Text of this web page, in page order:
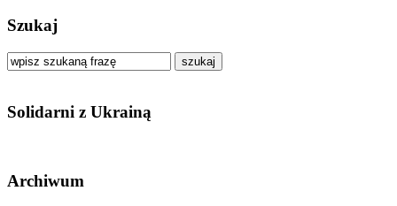
Szukaj
szukaj
Solidarni z Ukrainą
Archiwum